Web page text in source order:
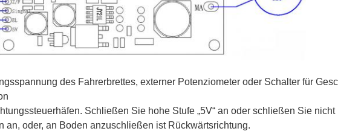
des Fahrerbrettes, externer Potenziometer oder Schalter für
Schließen Sie hohe Stufe „5V“ an oder schließen Sie
an, oder, an Boden anzuschließen ist Rückwärtsrichtung.